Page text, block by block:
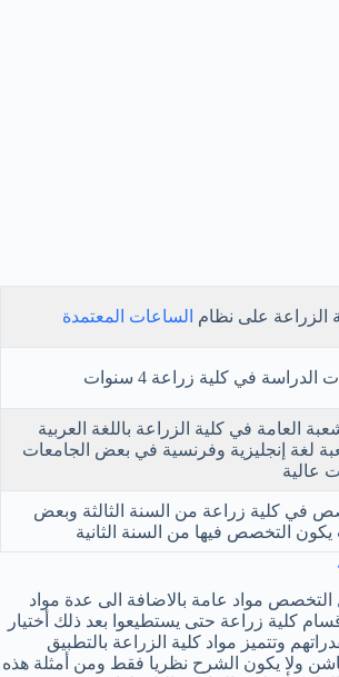
الزراعة على نظام الساعات المعتمدة
في كلية زراعة 4 سنوات
العامة في كلية الزراعة باللغة العربية
لغة إنجليزية وفرنسية في بعض الجامعات
عالية
في كلية زراعة من السنة الثالثة وبعض
يكون التخصص فيها من السنة الثانية
مواد عامة بالاضافة الى عدة مواد
كلية زراعة حتى يستطيعوا بعد ذلك أختيار
وتتميز مواد كلية الزراعة بالتطبيق
ولا يكون الشرح نظريا فقط ومن أمثلة هذه